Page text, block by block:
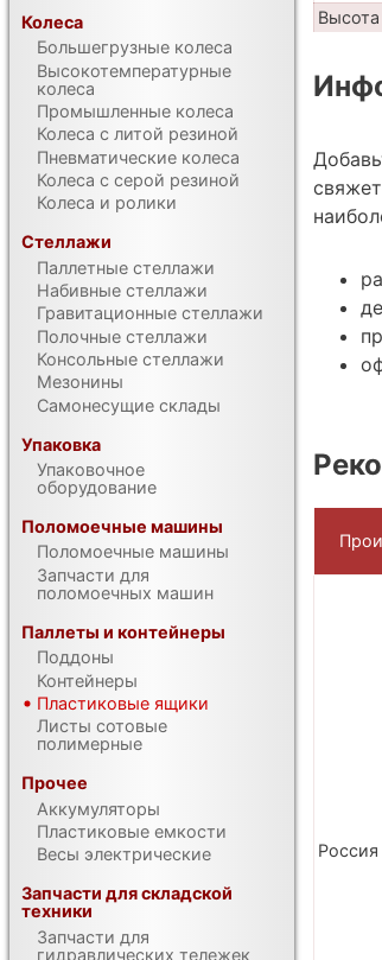
Высота
Россия
Колеса
Большегрузные колеса
Высокотемпературные
колеса
Промышленные колеса
Колеса с литой резиной
Пневматические колеса
Колеса с серой резиной
Колеса и ролики
Стеллажи
Паллетные стеллажи
Набивные стеллажи
Гравитационные стеллажи
Полочные стеллажи
Консольные стеллажи
Мезонины
Самонесущие склады
Упаковка
Упаковочное
оборудование
Поломоечные машины
Поломоечные машины
Запчасти для
поломоечных машин
Паллеты и контейнеры
Поддоны
Контейнеры
Пластиковые ящики
Листы сотовые
полимерные
Прочее
Аккумуляторы
Пластиковые емкости
Весы электрические
Запчасти для складской
техники
Запчасти для
гидравлических тележек